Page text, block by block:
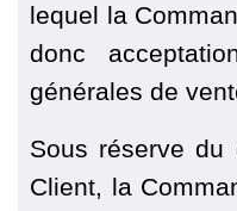
lequel la
donc
générales de
Sous réserve du
Client, la